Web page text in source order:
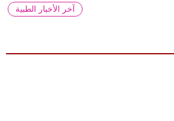
آخر الأخبار الطبية